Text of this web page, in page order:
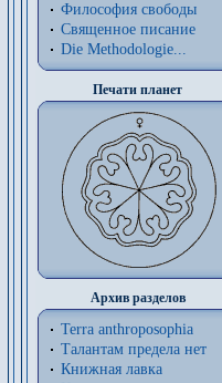
Философия cвободы
Священное писание
Die Methodologie...
Печати планет
Архив разделов
Terra anthroposophia
Талантам предела нет
Книжная лавка